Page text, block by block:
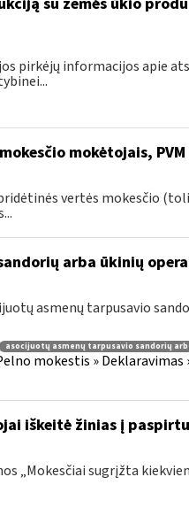
pirkėjų informacijos apie
mokėtojais,
vertės mokesčio
arba ūkinių
asmenų tarpusavio
asocijuotų asmenų tarpusavio sandorių
mokestis » Deklaravimas
iškeitė žinias į
„Mokesčiai sugrįžta